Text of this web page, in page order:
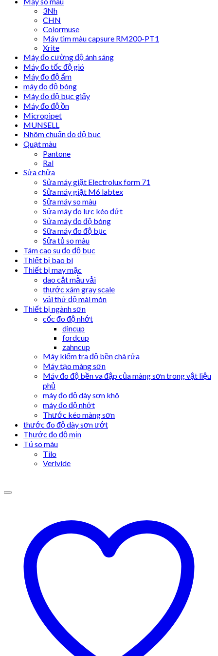
3Nh
CHN
Colormuse
Máy tìm màu capsure RM200-PT1
Xrite
Máy đo cường độ ánh sáng
Máy đo tốc độ gió
Máy đo độ ẩm
máy đo độ bóng
Máy đo độ bục giấy
Máy đo độ ồn
Micropipet
MUNSELL
Nhôm chuẩn đo độ bục
Quạt màu
Pantone
Ral
Sửa chữa
Sửa máy giặt Electrolux form 71
Sửa máy giặt M6 labtex
Sửa máy so màu
Sửa máy đo lực kéo đứt
Sửa máy đo độ bóng
Sữa máy đo độ bục
Sửa tủ so màu
Tám cao su đo độ bục
Thiết bị bao bì
Thiết bị may mặc
dao cắt mẫu vải
thước xám gray scale
vải thử độ mài mòn
Thiết bị ngành sơn
cốc đo độ nhớt
dincup
fordcup
zahncup
Máy kiểm tra độ bền chà rửa
Máy tạo màng sơn
Máy đo độ bền va đập của màng sơn trong vật liệu
phủ
máy đo độ dày sơn khô
máy đo độ nhớt
Thước kéo màng sơn
thước đo độ dày sơn ướt
Thước đo độ mịn
Tủ so màu
Tilo
Verivide